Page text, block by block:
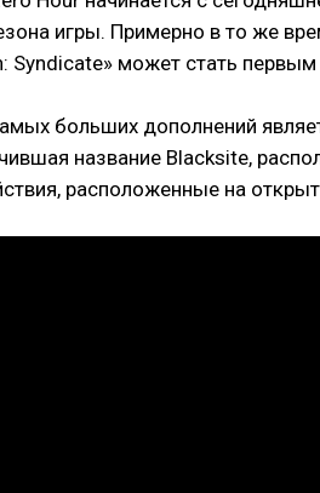
игры. Примерно в то же
Syndicate» может стать
больших дополнений
название Blacksite,
расположенные на